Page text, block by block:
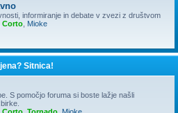
informiranje in debate v zvezi z društvom
Corto Mioke
Sitnica!
S pomočjo foruma si boste lažje našli